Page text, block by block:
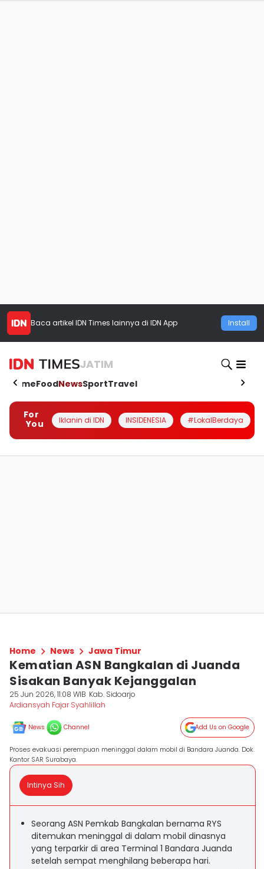
Baca artikel IDN Times lainnya di IDN App Install
JATIM
HomeFoodNewsSportTravel
For
You
Iklanin di IDN INSIDENESIA #LokalBerdaya
Home News Jawa Timur
Kematian ASN Bangkalan di Juanda
Sisakan Banyak Kejanggalan
25 Jun 2026, 11:08 WIB Kab. Sidoarjo
Ardiansyah Fajar Syahlillah
News Channel Add Us on Google
Proses evakuasi perempuan meninggal dalam mobil di Bandara Juanda. Dok.
Kantor SAR Surabaya.
Intinya Sih
Seorang ASN Pemkab Bangkalan bernama RYS
ditemukan meninggal di dalam mobil dinasnya
yang terparkir di area Terminal 1 Bandara Juanda
setelah sempat menghilang beberapa hari.